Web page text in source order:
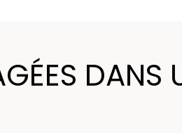
DANS